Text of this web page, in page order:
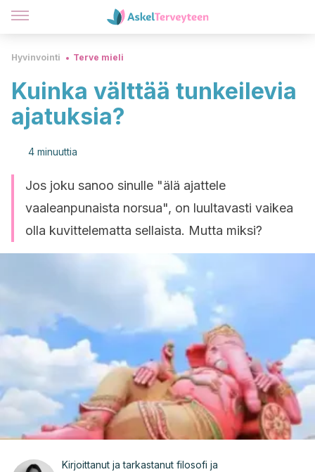
Hyvinvointi Terve mieli
Kuinka välttää tunkeilevia
ajatuksia?
4 minuuttia
Jos joku sanoo sinulle "älä ajattele
vaaleanpunaista norsua", on luultavasti vaikea
olla kuvittelematta sellaista. Mutta miksi?
Kirjoittanut ja tarkastanut filosofi ja